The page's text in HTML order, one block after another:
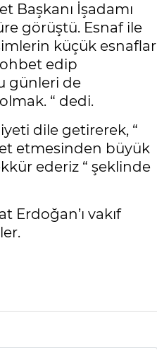
Başkanı İşadamı
görüştü. Esnaf ile
küçük esnaflar
edip
günleri de
“ dedi.
dile getirerek, “
etmesinden büyük
ederiz “ şeklinde
Erdoğan’ı vakıf